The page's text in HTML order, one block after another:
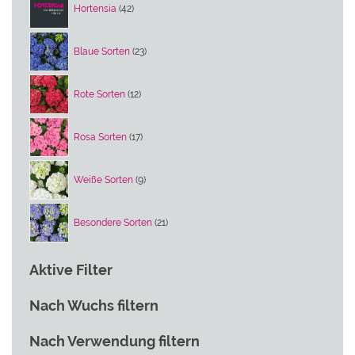
Hortensia 42
Produkte
Blaue Sorten 23
Produkte
Rote Sorten 12
Produkte
Rosa Sorten 17
Produkte
Weiße Sorten 9
Produkte
Besondere Sorten 21
Produkte
Aktive Filter
Nach Wuchs filtern
Nach Verwendung filtern